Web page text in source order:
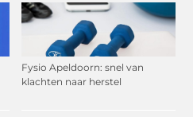
Fysio Apeldoorn: snel van
klachten naar herstel